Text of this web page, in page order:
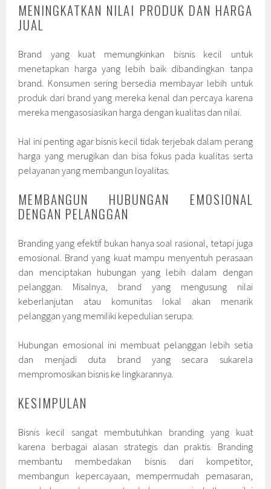
MENINGKATKAN NILAI PRODUK DAN HARGA
JUAL
Brand yang kuat memungkinkan bisnis kecil untuk
menetapkan harga yang lebih baik dibandingkan tanpa
brand. Konsumen sering bersedia membayar lebih untuk
produk dari brand yang mereka kenal dan percaya karena
mereka mengasosiasikan harga dengan kualitas dan nilai.
Hal ini penting agar bisnis kecil tidak terjebak dalam perang
harga yang merugikan dan bisa fokus pada kualitas serta
pelayanan yang membangun loyalitas.
MEMBANGUN HUBUNGAN EMOSIONAL
DENGAN PELANGGAN
Branding yang efektif bukan hanya soal rasional, tetapi juga
emosional. Brand yang kuat mampu menyentuh perasaan
dan menciptakan hubungan yang lebih dalam dengan
pelanggan. Misalnya, brand yang mengusung nilai
keberlanjutan atau komunitas lokal akan menarik
pelanggan yang memiliki kepedulian serupa.
Hubungan emosional ini membuat pelanggan lebih setia
dan menjadi duta brand yang secara sukarela
mempromosikan bisnis ke lingkarannya.
KESIMPULAN
Bisnis kecil sangat membutuhkan branding yang kuat
karena berbagai alasan strategis dan praktis. Branding
membantu membedakan bisnis dari kompetitor,
membangun kepercayaan, mempermudah pemasaran,